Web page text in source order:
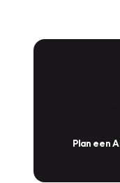
Plan een